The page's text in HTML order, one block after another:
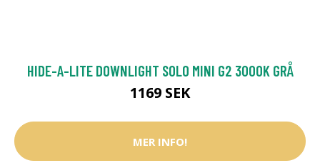
HIDE-A-LITE DOWNLIGHT SOLO MINI G2 3000K GRÅ
1169 SEK
MER INFO!